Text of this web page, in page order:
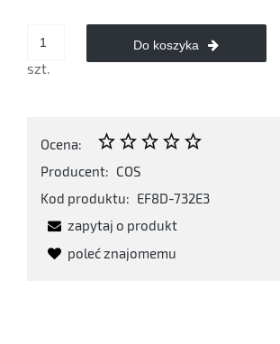
szt.
Do koszyka
Ocena:
Producent: COS
Kod produktu: EF8D-732E3
zapytaj o produkt
poleć znajomemu